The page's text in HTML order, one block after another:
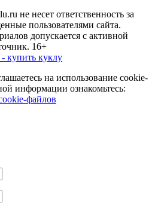
не несет ответственность за
пользователями сайта.
допускается с активной
16+
купить куклу
на использование cookie-
информации ознакомьтесь:
файлов